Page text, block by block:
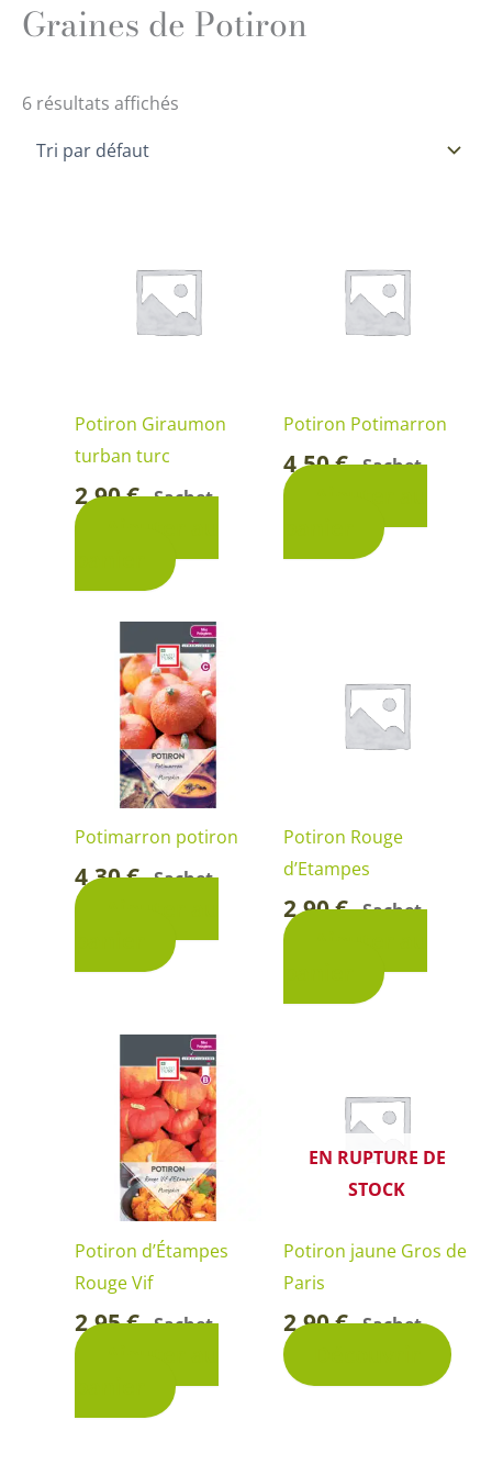
Graines de Potiron
6 résultats affichés
Potiron Giraumon
turban turc
2,90€-Sachet
Potiron Potimarron
4,50€-Sachet
Potimarron potiron
4,30€-Sachet
Potiron Rouge
d’Etampes
2,90€-Sachet
Potiron d’Étampes
Rouge Vif
2,95€-Sachet
EN RUPTURE DE
STOCK
Potiron jaune Gros de
Paris
2,90€-Sachet